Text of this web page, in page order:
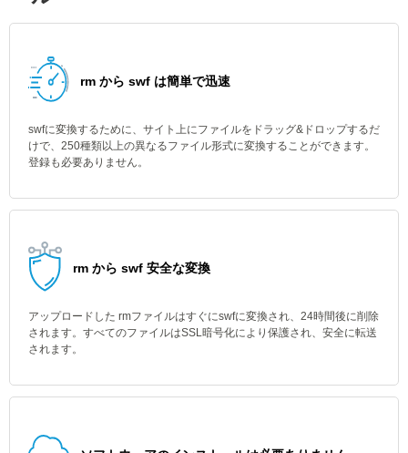
rm から swf は簡単で迅速
swfに変換するために、サイト上にファイルをドラッグ&ドロップするだ
けで、250種類以上の異なるファイル形式に変換することができます。
登録も必要ありません。
rm から swf 安全な変換
アップロードした rmファイルはすぐにswfに変換され、24時間後に削除
されます。すべてのファイルはSSL暗号化により保護され、安全に転送
されます。